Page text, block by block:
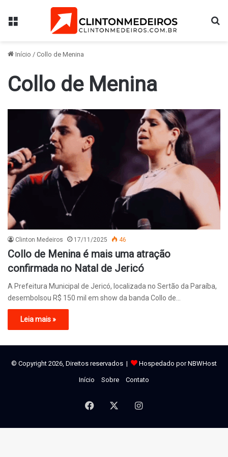
Menu
Início / Collo de Menina
Collo de Menina
Clinton Medeiros 17/11/2025 46
Collo de Menina é mais uma atração
confirmada no Natal de Jericó
A Prefeitura Municipal de Jericó, localizada no Sertão da Paraíba,
desembolsou R$ 150 mil em show da banda Collo de…
Leia mais »
© Copyright 2026, Direitos reservados | Hospedado por NBWHost
Início Sobre Contato
Facebook Instagram